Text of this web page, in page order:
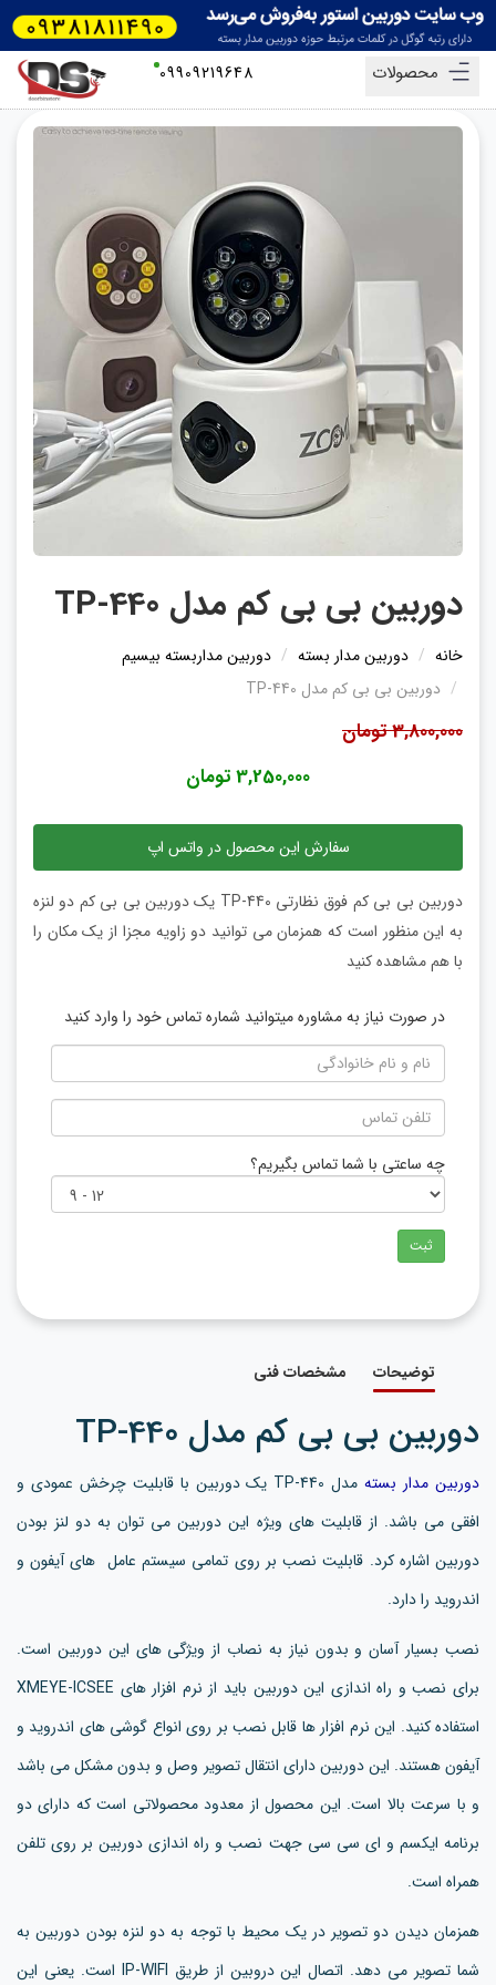
محصولات 09909219648
دوربین بی بی کم مدل TP-440
خانه دوربین مدار بسته
دوربین مداربسته بیسیم
دوربین بی بی کم مدل TP-440
3,800,000 تومان
3,250,000 تومان
سفارش این محصول در واتس اپ
دوربین بی بی کم فوق نظارتی TP-440 یک دوربین بی بی کم دو لنزه
به این منظور است که همزمان می توانید دو زاویه مجزا از یک مکان را
با هم مشاهده کنید
در صورت نیاز به مشاوره میتوانید شماره تماس خود را وارد کنید
چه ساعتی با شما تماس بگیریم؟
ثبت
توضیحات مشخصات فنی
دوربین بی بی کم مدل TP-440
دوربین مدار بسته
مدل TP-440 یک دوربین با قابلیت چرخش عمودی و
افقی می باشد. از قابلیت های ویژه این دوربین می توان به دو لنز بودن
دوربین اشاره کرد. قابلیت نصب بر روی تمامی سیستم عامل های آیفون و
اندروید را دارد.
نصب بسیار آسان و بدون نیاز به نصاب از ویژگی های این دوربین است.
برای نصب و راه اندازی این دوربین باید از نرم افزار های XMEYE-ICSEE
استفاده کنید. این نرم افزار ها قابل نصب بر روی انواع گوشی های اندروید و
آیفون هستند. این دوربین دارای انتقال تصویر وصل و بدون مشکل می باشد
و با سرعت بالا است. این محصول از معدود محصولاتی است که دارای دو
برنامه ایکسم و ای سی سی جهت نصب و راه اندازی دوربین بر روی تلفن
همراه است.
همزمان دیدن دو تصویر در یک محیط با توجه به دو لنزه بودن دوربین به
شما تصویر می دهد. اتصال این دروبین از طریق IP-WIFI است. یعنی این